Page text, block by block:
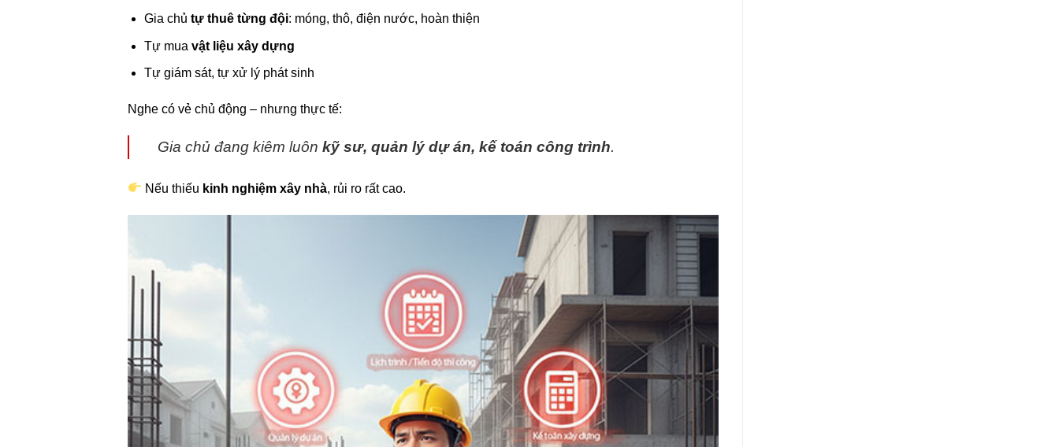
Gia chủ tự thuê từng đội: móng, thô, điện nước, hoàn thiện
Tự mua vật liệu xây dựng
Tự giám sát, tự xử lý phát sinh
Nghe có vẻ chủ động – nhưng thực tế:
Gia chủ đang kiêm luôn kỹ sư, quản lý dự án, kế toán công trình.
Nếu thiếu kinh nghiệm xây nhà, rủi ro rất cao.